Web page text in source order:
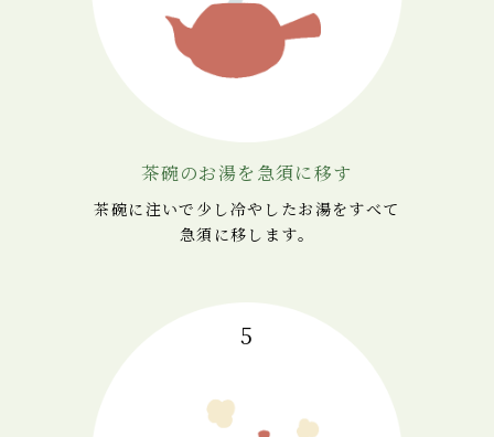
茶碗のお湯を急須に移す
茶碗に注いで少し冷やしたお湯をすべて
急須に移します。
5